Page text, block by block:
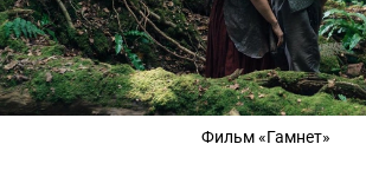
Фильм «Гамнет»